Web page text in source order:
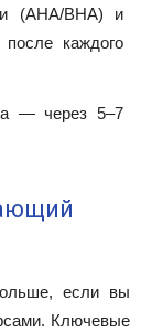
(AHA/BHA) и
каждого
— через 5–7
если вы
Ключевые